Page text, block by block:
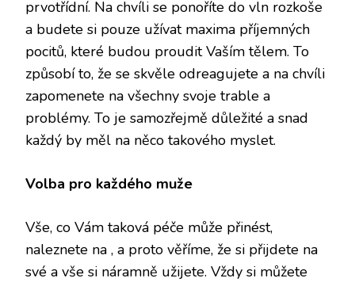
prvotřídní. Na chvíli se ponoříte do vln rozkoše
a budete si pouze užívat maxima příjemných
pocitů, které budou proudit Vaším tělem. To
způsobí to, že se skvěle odreagujete a na chvíli
zapomenete na všechny svoje trable a
problémy. To je samozřejmě důležité a snad
každý by měl na něco takového myslet.
Volba pro každého muže
Vše, co Vám taková péče může přinést,
naleznete na , a proto věříme, že si přijdete na
své a vše si náramně užijete. Vždy si můžete